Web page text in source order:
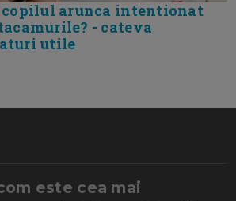
copilul arunca intentionat
- cateva
utile
este cea mai